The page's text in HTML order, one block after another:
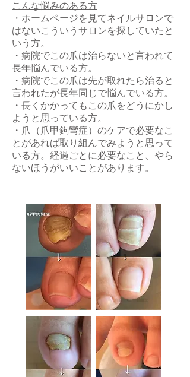
こんな悩みのある方
・ホームページを見てネイルサロンで
はないこういうサロンを探していたと
いう方。
・病院でこの爪は治らないと言われて
長年悩んでいる方。
・病院でこの爪は先が取れたら治ると
言われたが長年同じで悩んでいる方。
・長くかかってもこの爪をどうにかし
ようと思っている方。
・爪（爪甲鉤彎症）のケアで必要なこ
とがあれば取り組んでみようと思って
いる方。 経過ごとに必要なこと、やら
ないほうがいいことがあります。